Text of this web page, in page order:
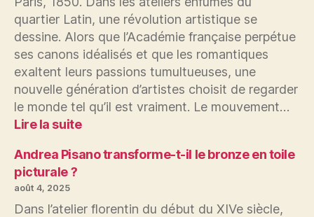
connaître
quartier Latin, une révolution artistique se
dessine. Alors que l’Académie française perpétue
ses canons idéalisés et que les romantiques
exaltent leurs passions tumultueuses, une
nouvelle génération d’artistes choisit de regarder
le monde tel qu’il est vraiment. Le mouvement…
Lire la suite:
peintres
Andrea Pisano transforme-t-il le bronze en toile
picturale ?
août 4, 2025
Dans l’atelier florentin du début du XIVe siècle,